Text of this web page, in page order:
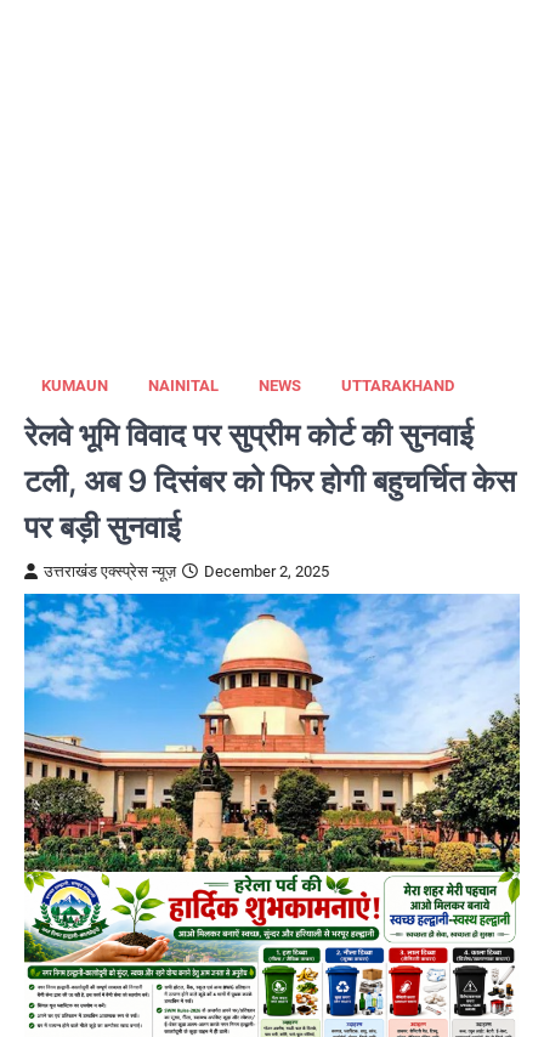
KUMAUN NAINITAL NEWS UTTARAKHAND
रेलवे भूमि विवाद पर सुप्रीम कोर्ट की सुनवाई
टली, अब 9 दिसंबर को फिर होगी बहुचर्चित केस
पर बड़ी सुनवाई
उत्तराखंड एक्स्प्रेस न्यूज़ December 2, 2025